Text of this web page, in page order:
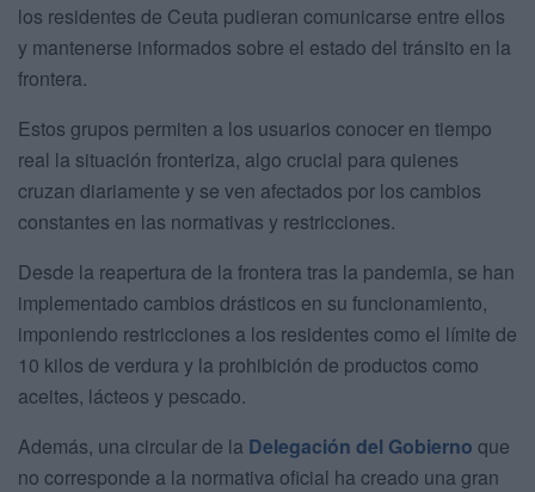
los residentes de Ceuta pudieran comunicarse entre ellos
y mantenerse informados sobre el estado del tránsito en la
frontera.
Estos grupos permiten a los usuarios conocer en tiempo
real la situación fronteriza, algo crucial para quienes
cruzan diariamente y se ven afectados por los cambios
constantes en las normativas y restricciones.
Desde la reapertura de la frontera tras la pandemia, se han
implementado cambios drásticos en su funcionamiento,
imponiendo restricciones a los residentes como el límite de
10 kilos de verdura y la prohibición de productos como
aceites, lácteos y pescado.
Además, una circular de la Delegación del Gobierno que
no corresponde a la normativa oficial ha creado una gran